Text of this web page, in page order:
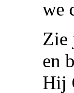
we
Zie
en
Hij